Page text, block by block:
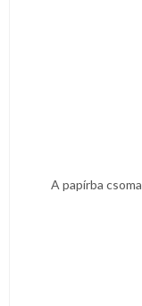
A papírba